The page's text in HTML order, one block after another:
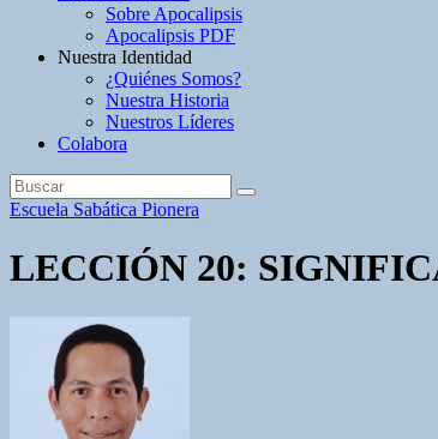
Sobre Apocalipsis
Apocalipsis PDF
Nuestra Identidad
¿Quiénes Somos?
Nuestra Historia
Nuestros Líderes
Colabora
Escuela Sabática Pionera
LECCIÓN 20: